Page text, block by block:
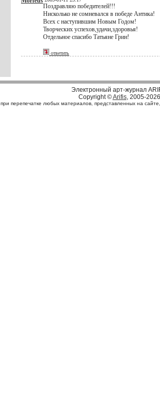
Поздравляю победителей!!!
Нисколько не сомневался в победе Антика!
Всех с наступившим Новым Годом!
Творческих успехов,удачи,здоровья!
Отдельное спасибо Татьяне Грин!
ответить
Электронный арт-журнал
Copyright ©Arifis, 2005-2026
при перепечатке любых материалов, представленных на